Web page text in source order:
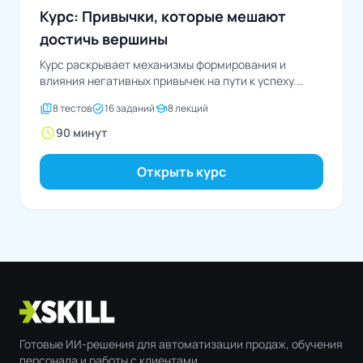
Курс: Привычки, которые мешают
достичь вершины
Курс раскрывает механизмы формирования и
влияния негативных привычек на пути к успеху.
quiz8 тестовtask_alt16 заданийschool8 лекций
schedule90 минут
Открыть курс
Готовые ИИ-решения для автоматизации продаж, обучения
персонала и работы с клиентами